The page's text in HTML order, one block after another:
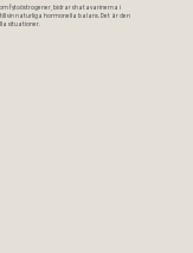
fytoöstrogener, bidrar shatavarinerna i
sin naturliga hormonella balans. Det är den
situationer.